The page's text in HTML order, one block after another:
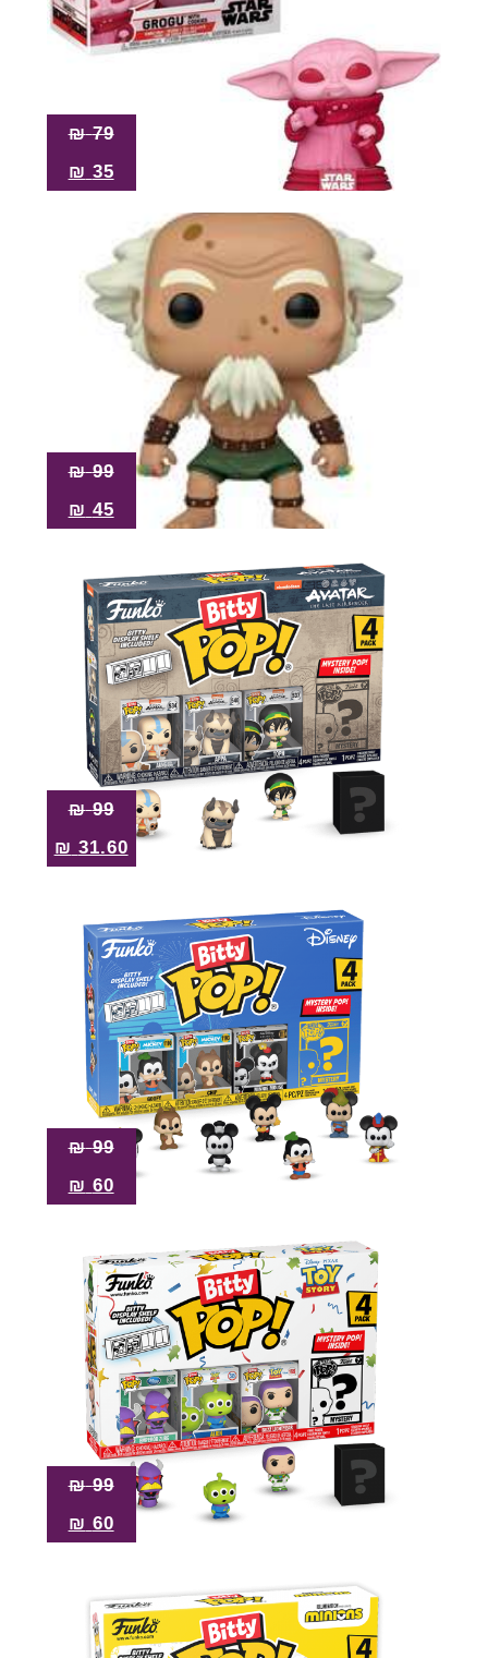
79
₪
35
₪
99
₪
45
₪
99
₪
31.60
₪
99
₪
60
₪
99
₪
60
₪